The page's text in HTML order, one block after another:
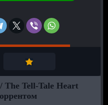
The Tell-Tale Heart